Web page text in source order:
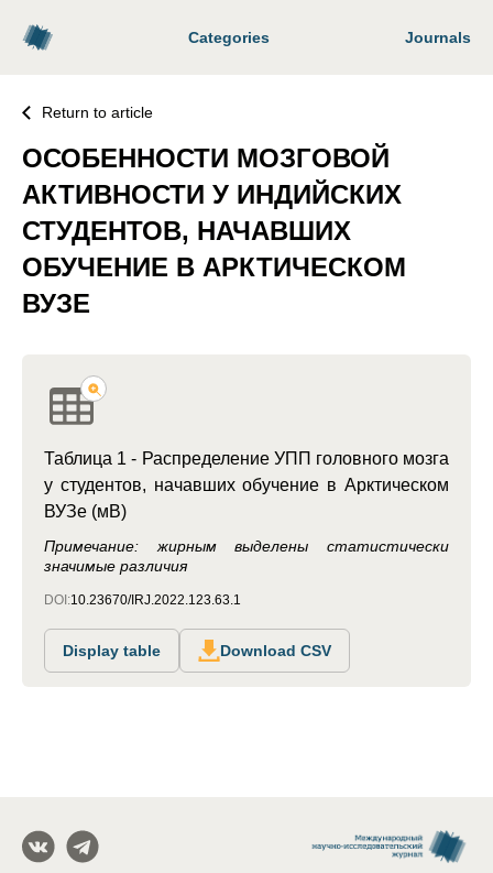
Categories Journals
Return to article
ОСОБЕННОСТИ МОЗГОВОЙ
АКТИВНОСТИ У ИНДИЙСКИХ
СТУДЕНТОВ, НАЧАВШИХ
ОБУЧЕНИЕ В АРКТИЧЕСКОМ
ВУЗЕ
Таблица 1 - Распределение УПП головного мозга
у студентов, начавших обучение в Арктическом
ВУЗе (мВ)
Примечание: жирным выделены статистически
значимые различия
DOI:10.23670/IRJ.2022.123.63.1
Display table Download CSV